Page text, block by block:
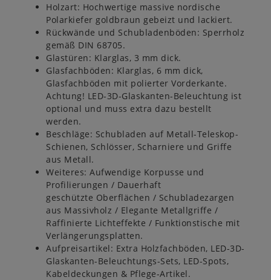
Holzart: Hochwertige massive nordische
Polarkiefer goldbraun gebeizt und lackiert.
Rückwände und Schubladenböden: Sperrholz
gemäß DIN 68705.
Glastüren: Klarglas, 3 mm dick.
Glasfachböden: Klarglas, 6 mm dick,
Glasfachböden mit polierter Vorderkante.
Achtung! LED-3D-Glaskanten-Beleuchtung ist
optional und muss extra dazu bestellt
werden.
Beschläge: Schubladen auf Metall-Teleskop-
Schienen, Schlösser, Scharniere und Griffe
aus Metall.
Weiteres: Aufwendige Korpusse und
Profilierungen / Dauerhaft
geschützte Oberflächen / Schubladezargen
aus Massivholz / Elegante Metallgriffe /
Raffinierte Lichteffekte / Funktionstische mit
Verlängerungsplatten.
Aufpreisartikel: Extra Holzfachböden, LED-3D-
Glaskanten-Beleuchtungs-Sets, LED-Spots,
Kabeldeckungen & Pflege-Artikel.